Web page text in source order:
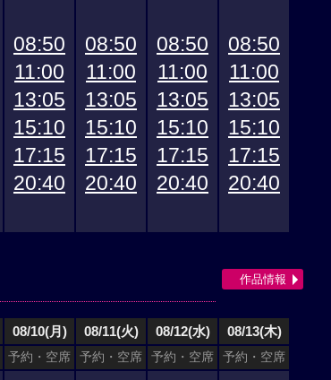
08:50
11:00
13:05
15:10
17:15
20:40
08:50
11:00
13:05
15:10
17:15
20:40
08:50
11:00
13:05
15:10
17:15
20:40
08:50
11:00
13:05
15:10
17:15
20:40
08/10(月) 08/11(火) 08/12(水) 08/13(木)
予約・空席 予約・空席 予約・空席 予約・空席
作品情報